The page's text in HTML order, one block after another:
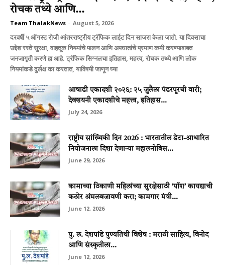
रोचक तथ्ये आणि...
Team ThalakNews - August 5, 2026
दरवर्षी ५ ऑगस्ट रोजी आंतरराष्ट्रीय ट्रॅफिक लाईट दिन साजरा केला जातो. या दिवसाचा
उद्देश रस्ते सुरक्षा, वाहतूक नियमांचे पालन आणि अपघातांचे प्रमाण कमी करण्याबाबत
जनजागृती करणे हा आहे. ट्रॅफिक सिग्नलचा इतिहास, महत्त्व, रोचक तथ्ये आणि लोक
नियमांकडे दुर्लक्ष का करतात, याविषयी जाणून घ्या
आषाढी एकादशी २०२६: २५ जुलैला पंढरपूरची वारी;
देवशयनी एकादशीचे महत्त्व, इतिहास...
July 24, 2026
राष्ट्रीय सांख्यिकी दिन 2026 : भारतातील डेटा-आधारित
नियोजनाला दिशा देणाऱ्या महालनोबिस...
June 29, 2026
कामाच्या ठिकाणी महिलांच्या सुरक्षेसाठी ‘पॉश’ कायद्याची
कठोर अंमलबजावणी करा; कामगार मंत्री...
June 12, 2026
पु. ल. देशपांडे पुण्यतिथी विशेष : मराठी साहित्य, विनोद
आणि संस्कृतीला...
June 12, 2026